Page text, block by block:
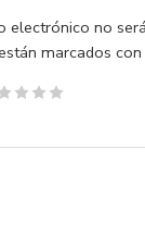
electrónico no
marcados con